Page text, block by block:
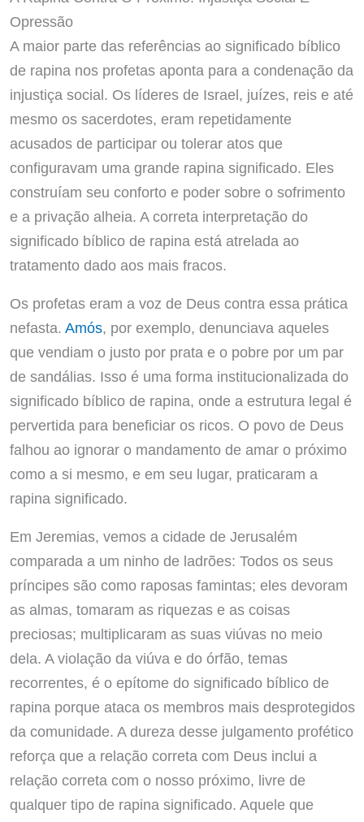
Opressão
A maior parte das referências ao significado bíblico
de rapina nos profetas aponta para a condenação da
injustiça social. Os líderes de Israel, juízes, reis e até
mesmo os sacerdotes, eram repetidamente
acusados de participar ou tolerar atos que
configuravam uma grande rapina significado. Eles
construíam seu conforto e poder sobre o sofrimento
e a privação alheia. A correta interpretação do
significado bíblico de rapina está atrelada ao
tratamento dado aos mais fracos.
Os profetas eram a voz de Deus contra essa prática
nefasta. Amós, por exemplo, denunciava aqueles
que vendiam o justo por prata e o pobre por um par
de sandálias. Isso é uma forma institucionalizada do
significado bíblico de rapina, onde a estrutura legal é
pervertida para beneficiar os ricos. O povo de Deus
falhou ao ignorar o mandamento de amar o próximo
como a si mesmo, e em seu lugar, praticaram a
rapina significado.
Em Jeremias, vemos a cidade de Jerusalém
comparada a um ninho de ladrões: Todos os seus
príncipes são como raposas famintas; eles devoram
as almas, tomaram as riquezas e as coisas
preciosas; multiplicaram as suas viúvas no meio
dela. A violação da viúva e do órfão, temas
recorrentes, é o epítome do significado bíblico de
rapina porque ataca os membros mais desprotegidos
da comunidade. A dureza desse julgamento profético
reforça que a relação correta com Deus inclui a
relação correta com o nosso próximo, livre de
qualquer tipo de rapina significado. Aquele que